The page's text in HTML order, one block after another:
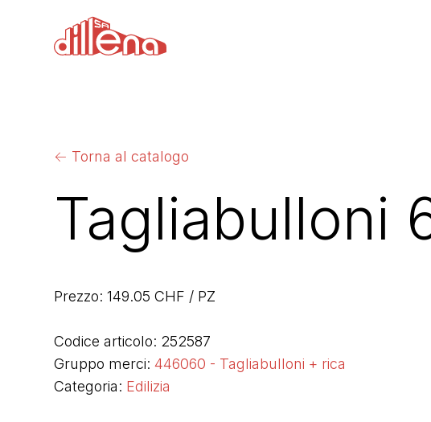
← Torna al catalogo
Tagliabulloni
Prezzo: 149.05 CHF / PZ
Codice articolo: 252587
Gruppo merci:446060 - Tagliabulloni + rica
Categoria: Edilizia